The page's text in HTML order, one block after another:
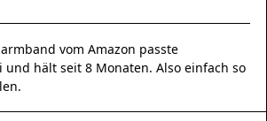
vom Amazon passte
hält seit 8 Monaten. Also einfach so